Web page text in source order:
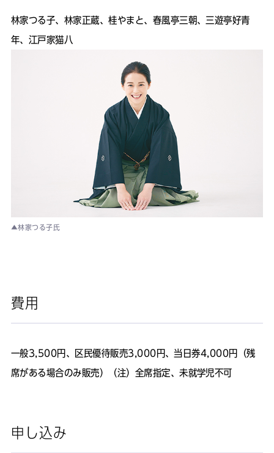
林家つる子、林家正蔵、桂やまと、春風亭三朝、三遊亭好青
年、江戸家猫八
▲林家つる子氏
費用
一般3,500円、区民優待販売3,000円、当日券4,000円（残
席がある場合のみ販売）（注）全席指定、未就学児不可
申し込み